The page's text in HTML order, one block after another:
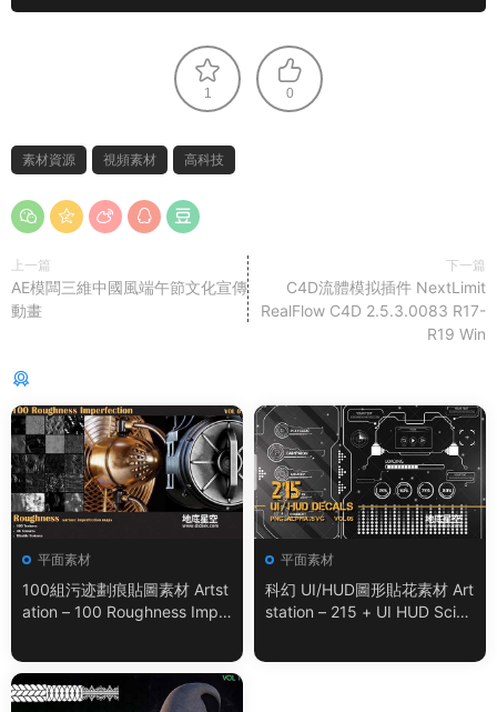
1 0
素材資源 視頻素材 高科技
上一篇
AE模闆三維中國風端午節文化宣傳
動畫
下一篇
C4D流體模拟插件 NextLimit
RealFlow C4D 2.5.3.0083 R17-
R19 Win
平面素材
100組污迹劃痕貼圖素材 Artst
ation – 100 Roughness Impe
平面素材
科幻 UI/HUD圖形貼花素材 Art
station – 215 + UI HUD SciFi